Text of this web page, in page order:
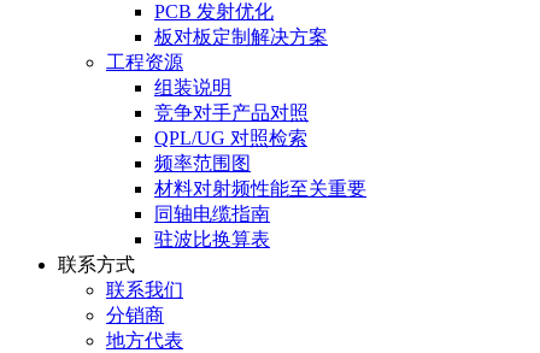
PCB 发射优化
板对板定制解决方案
工程资源
组装说明
竞争对手产品对照
QPL/UG 对照检索
频率范围图
材料对射频性能至关重要
同轴电缆指南
驻波比换算表
联系方式
联系我们
分销商
地方代表